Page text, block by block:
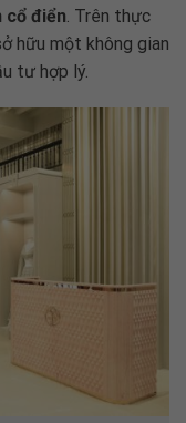
điển . Trên thực
hữu một không gian
tư hợp lý.